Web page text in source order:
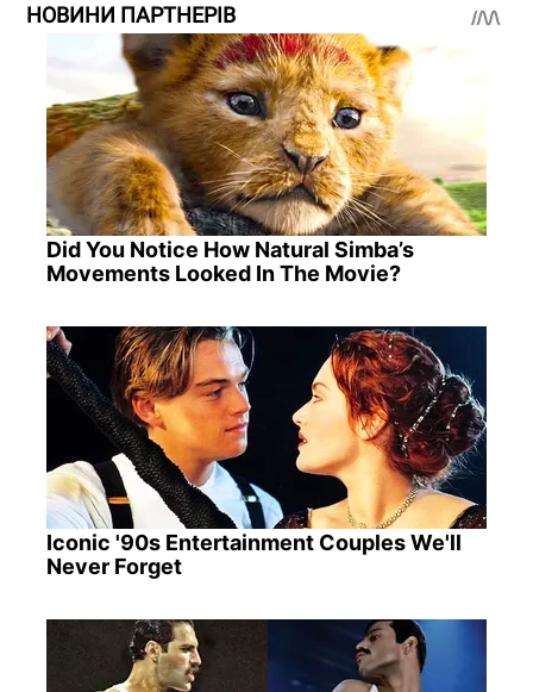
НОВИНИ ПАРТНЕРІВ
Did You Notice How Natural Simba’s
Movements Looked In The Movie?
Iconic '90s Entertainment Couples We'll
Never Forget